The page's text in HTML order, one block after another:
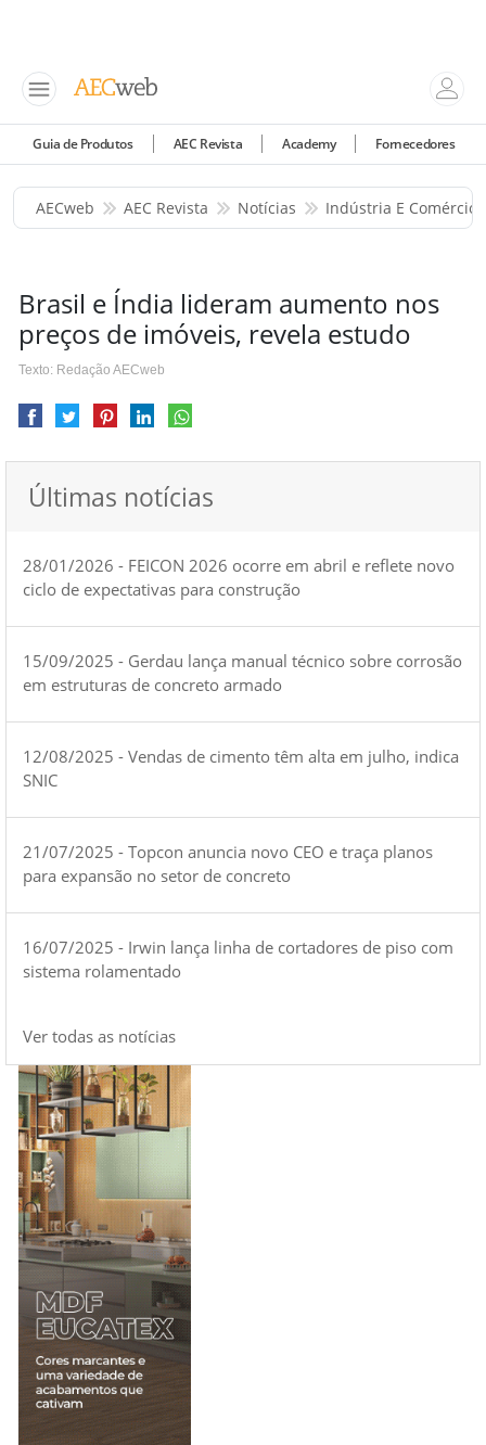
Guia de Produtos AEC Revista Academy Fornecedores
AECweb AEC Revista Notícias Indústria E Comércio
Brasil e Índia lideram aumento nos
preços de imóveis, revela estudo
Texto: Redação AECweb
Últimas notícias
28/01/2026 - FEICON 2026 ocorre em abril e reflete novo
ciclo de expectativas para construção
15/09/2025 - Gerdau lança manual técnico sobre corrosão
em estruturas de concreto armado
12/08/2025 - Vendas de cimento têm alta em julho, indica
SNIC
21/07/2025 - Topcon anuncia novo CEO e traça planos
para expansão no setor de concreto
16/07/2025 - Irwin lança linha de cortadores de piso com
sistema rolamentado
Ver todas as notícias